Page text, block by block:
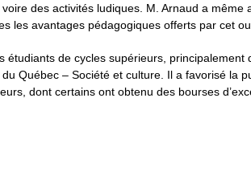
des activités ludiques. M. Arnaud a même
les avantages pédagogiques offerts par cet
de cycles supérieurs, principalement
Québec – Société et culture. Il a favorisé la
dont certains ont obtenu des bourses